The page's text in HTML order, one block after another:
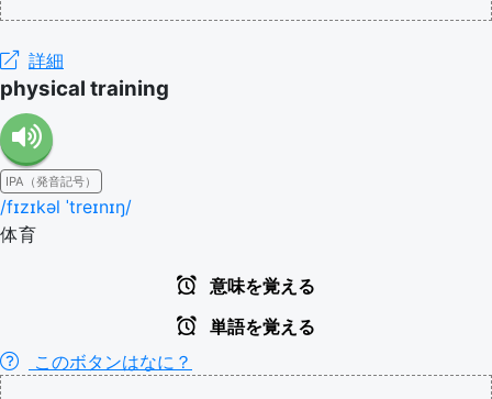
詳細
physical training
IPA（発音記号）
/fɪzɪkəl ˈtreɪnɪŋ/
体育
意味を覚える
単語を覚える
このボタンはなに？